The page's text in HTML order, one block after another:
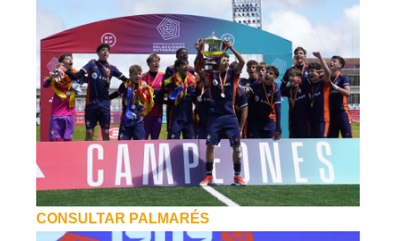
CONSULTAR PALMARÉS